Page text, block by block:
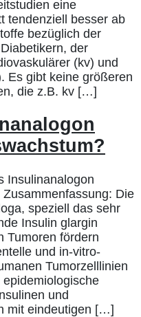
eine
tendenziell besser ab
bezüglich der
der
(kv) und
Es gibt keine größeren
die z.B. kv […]
Insulinanalogon
Die
speziell das sehr
Insulin glargin
Tumoren fördern
und in-vitro-
Tumorzelllinien
und
mit eindeutigen […]